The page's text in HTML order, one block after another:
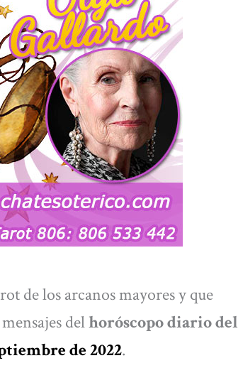
de los arcanos mayores y que
delhoróscopo diario del
de 2022.